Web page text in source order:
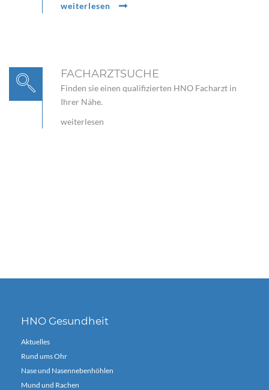
weiterlesen
FACHARZTSUCHE
Finden sie einen qualifizierten HNO Facharzt in
Ihrer Nähe.
weiterlesen
HNO Gesundheit
Aktuelles
Rund ums Ohr
Nase und Nasennebenhöhlen
Mund und Rachen